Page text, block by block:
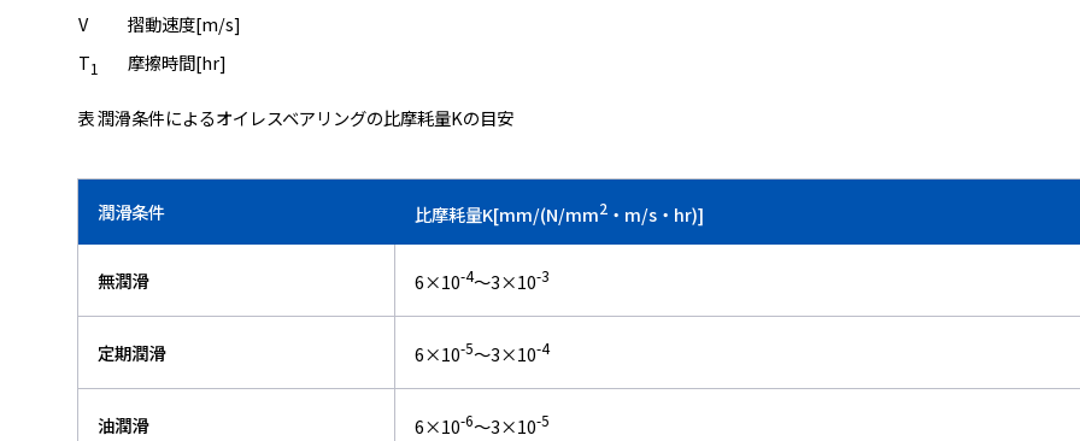
V
摺動速度[m/s]
T1 摩擦時間[hr]
表 潤滑条件によるオイレスベアリングの比摩耗量Kの目安
潤滑条件 比摩耗量K[mm/(N/mm2 ・m/s・hr)]
無潤滑 6×10-4～3×10-3
定期潤滑 6×10-5～3×10-4
油潤滑 6×10-6～3×10-5